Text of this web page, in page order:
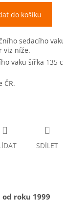
do košíku
sedacího
viz níže.
vaku šířka 135
ČR.
SDÍLET
roku 1999